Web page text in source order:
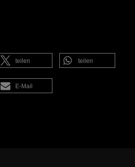
teilen teilen
E-Mail